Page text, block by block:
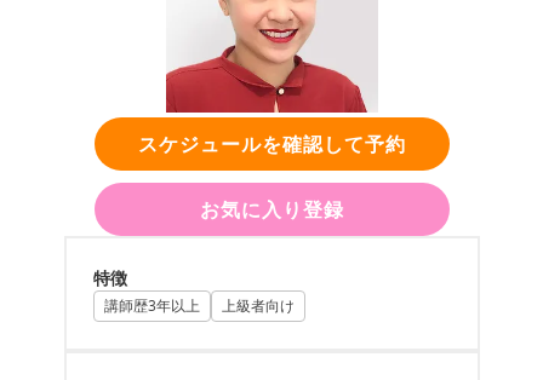
スケジュールを確認して予約
お気に入り登録
特徴
講師歴3年以上 上級者向け